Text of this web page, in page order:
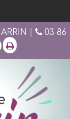
|
03 86